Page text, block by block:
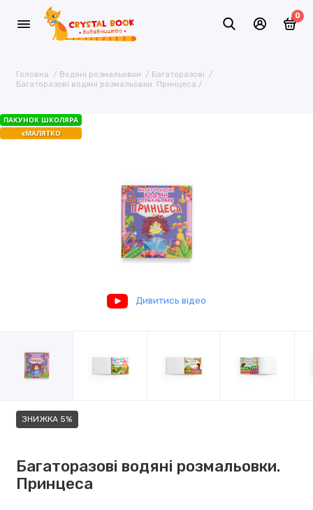
0
Головна Водяні розмальовки
Багаторазовi
Багаторазові водяні розмальовки. Принцеса
ПАКУНОК ШКОЛЯРА
єМАЛЯТКО
Дивитись відео
ЗНИЖКА 5%
Багаторазові водяні розмальовки.
Принцеса